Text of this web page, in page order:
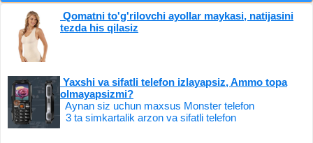
Qomatni to'g'rilovchi ayollar maykasi, natijasini
tezda his qilasiz
Yaxshi va sifatli telefon izlayapsiz, Ammo topa
olmayapsizmi?
Aynan siz uchun maxsus Monster telefon
3 ta simkartalik arzon va sifatli telefon